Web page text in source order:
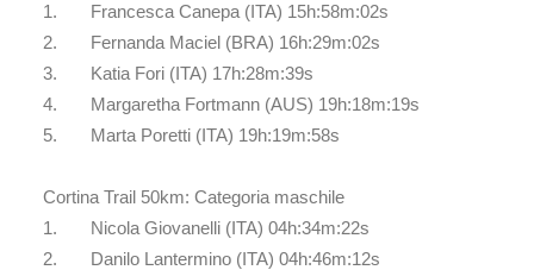
1. Francesca Canepa (ITA) 15h:58m:02s
2. Fernanda Maciel (BRA) 16h:29m:02s
3. Katia Fori (ITA) 17h:28m:39s
4. Margaretha Fortmann (AUS) 19h:18m:19s
5. Marta Poretti (ITA) 19h:19m:58s
Cortina Trail 50km: Categoria maschile
1. Nicola Giovanelli (ITA) 04h:34m:22s
2. Danilo Lantermino (ITA) 04h:46m:12s